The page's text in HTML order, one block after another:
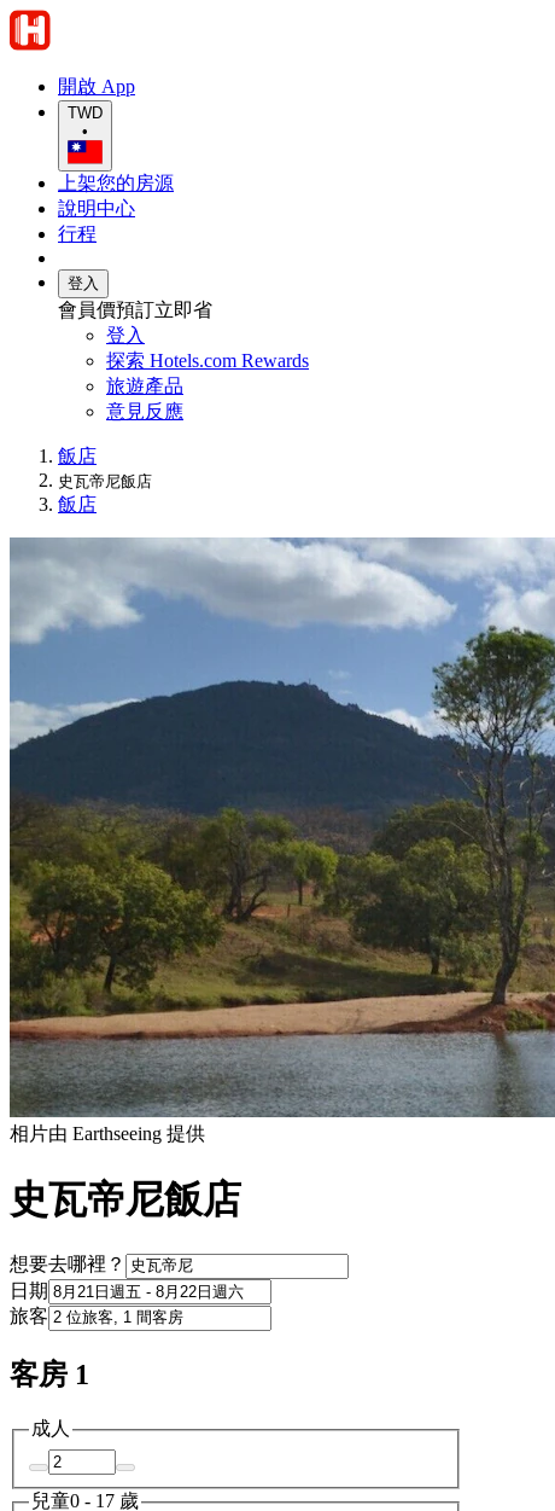
開啟 App
TWD
•
上架您的房源
說明中心
行程
登入
會員價預訂立即省
登入
探索 Hotels.com Rewards
旅遊產品
意見反應
飯店
史瓦帝尼飯店
飯店
相片由 Earthseeing 提供
史瓦帝尼飯店
想要去哪裡？
日期
旅客
客房 1
成人
兒童0 - 17 歲